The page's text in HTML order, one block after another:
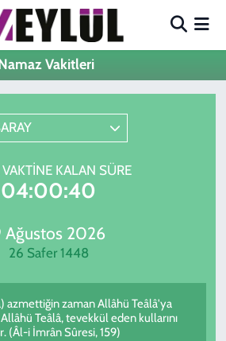
Vakitleri
KALAN SÜRE
04:00:40
Ağustos 2026
26 Safer 1448
azmettiğin zaman Allâhü Teâlâ'ya
Teâlâ, tevekkül eden kullarını
(Âl-i İmrân Sûresi, 159)
Durumu ve Fikstür